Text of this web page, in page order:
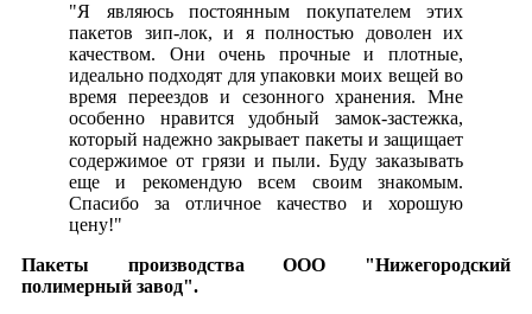
"Я являюсь постоянным покупателем этих
пакетов зип-лок, и я полностью доволен их
качеством. Они очень прочные и плотные,
идеально подходят для упаковки моих вещей во
время переездов и сезонного хранения. Мне
особенно нравится удобный замок-застежка,
который надежно закрывает пакеты и защищает
содержимое от грязи и пыли. Буду заказывать
еще и рекомендую всем своим знакомым.
Спасибо за отличное качество и хорошую
цену!"
Пакеты производства ООО "Нижегородский
полимерный завод".